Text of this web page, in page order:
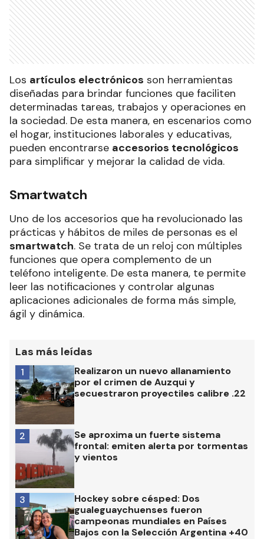
Los artículos electrónicos son herramientas
diseñadas para brindar funciones que faciliten
determinadas tareas, trabajos y operaciones en
la sociedad. De esta manera, en escenarios como
el hogar, instituciones laborales y educativas,
pueden encontrarse accesorios tecnológicos
para simplificar y mejorar la calidad de vida.
Smartwatch
Uno de los accesorios que ha revolucionado las
prácticas y hábitos de miles de personas es el
smartwatch. Se trata de un reloj con múltiples
funciones que opera complemento de un
teléfono inteligente. De esta manera, te permite
leer las notificaciones y controlar algunas
aplicaciones adicionales de forma más simple,
ágil y dinámica.
Las más leídas
Realizaron un nuevo allanamiento
por el crimen de Auzqui y
secuestraron proyectiles calibre .22
1
Se aproxima un fuerte sistema
frontal: emiten alerta por tormentas
y vientos
2
Hockey sobre césped: Dos
gualeguaychuenses fueron
campeonas mundiales en Países
Bajos con la Selección Argentina +40
3